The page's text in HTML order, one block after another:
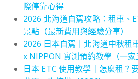
際停靠心得
2026 北海道自駕攻略：租車、
景點（最新費用與經驗分享）
2026 日本自駕｜北海道中秋租
x NIPPON 實測預約教學（一家
日本 ETC 使用教學｜怎麼租？